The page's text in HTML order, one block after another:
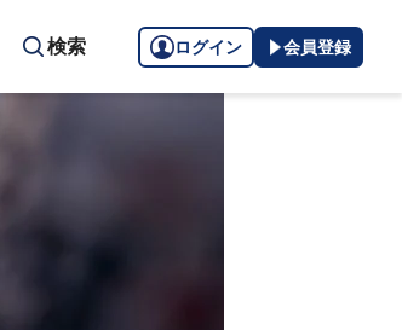
検索 ログイン 会員登録